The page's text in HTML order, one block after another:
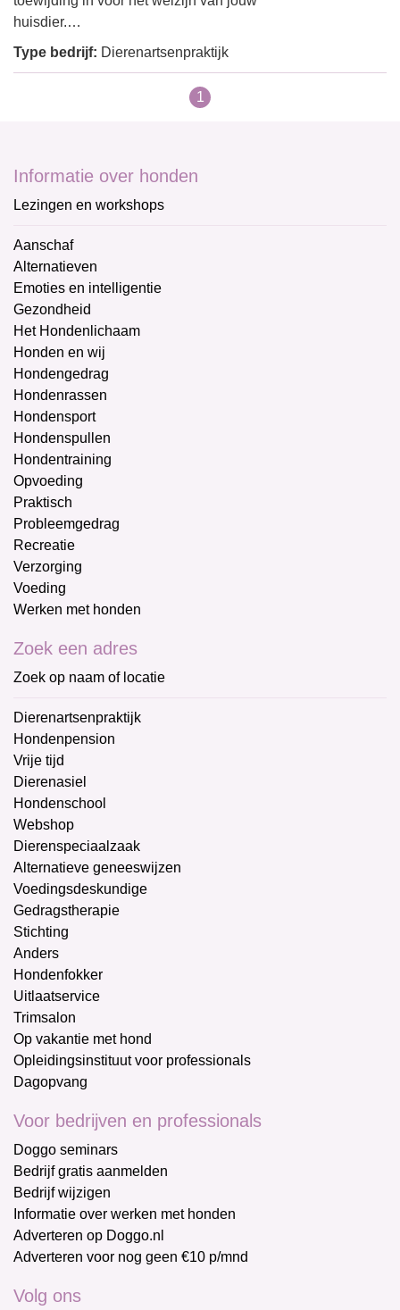
huisdier.…
Type bedrijf: Dierenartsenpraktijk
1
Informatie over honden
Lezingen en workshops
Aanschaf
Alternatieven
Emoties en intelligentie
Gezondheid
Het Hondenlichaam
Honden en wij
Hondengedrag
Hondenrassen
Hondensport
Hondenspullen
Hondentraining
Opvoeding
Praktisch
Probleemgedrag
Recreatie
Verzorging
Voeding
Werken met honden
Zoek een adres
Zoek op naam of locatie
Dierenartsenpraktijk
Hondenpension
Vrije tijd
Dierenasiel
Hondenschool
Webshop
Dierenspeciaalzaak
Alternatieve geneeswijzen
Voedingsdeskundige
Gedragstherapie
Stichting
Anders
Hondenfokker
Uitlaatservice
Trimsalon
Op vakantie met hond
Opleidingsinstituut voor professionals
Dagopvang
Voor bedrijven en professionals
Doggo seminars
Bedrijf gratis aanmelden
Bedrijf wijzigen
Informatie over werken met honden
Adverteren op Doggo.nl
Adverteren voor nog geen €10 p/mnd
Volg ons